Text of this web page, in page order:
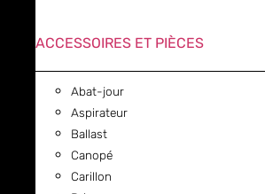
ACCESSOIRES ET PIÈCES
Abat-jour
Aspirateur
Ballast
Canopé
Carillon